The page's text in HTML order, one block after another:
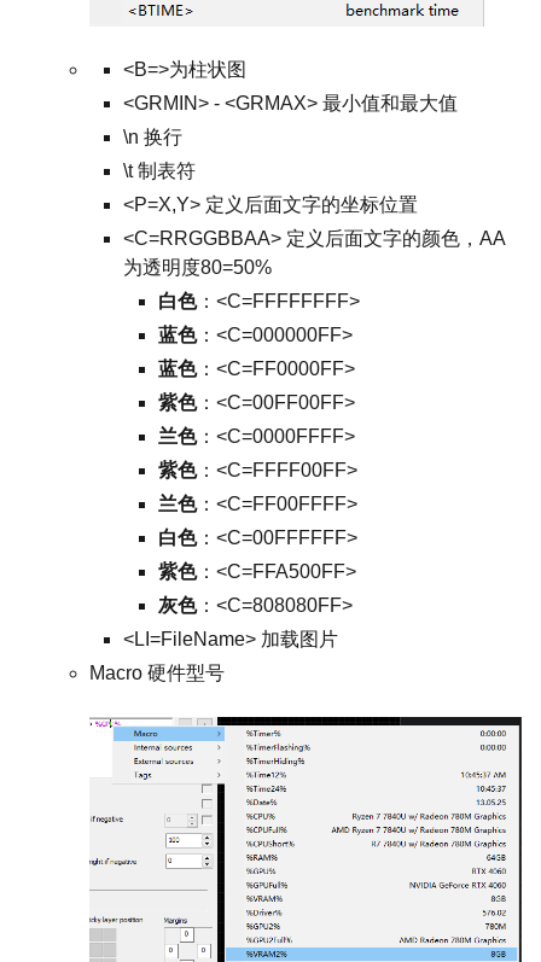
<B=>为柱状图
<GRMIN> - <GRMAX> 最小值和最大值
\n 换行
\t 制表符
<P=X,Y> 定义后面文字的坐标位置
<C=RRGGBBAA> 定义后面文字的颜色，AA
为透明度80=50%
白色：<C=FFFFFFFF>
蓝色：<C=000000FF>
蓝色：<C=FF0000FF>
紫色：<C=00FF00FF>
兰色：<C=0000FFFF>
紫色：<C=FFFF00FF>
兰色：<C=FF00FFFF>
白色：<C=00FFFFFF>
紫色：<C=FFA500FF>
灰色：<C=808080FF>
<LI=FileName> 加载图片
Macro 硬件型号